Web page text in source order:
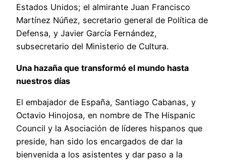
Estados Unidos; el almirante Juan Francisco
Martínez Núñez, secretario general de Política de
Defensa, y Javier García Fernández,
subsecretario del Ministerio de Cultura.
Una hazaña que transformó el mundo hasta
nuestros días
El embajador de España, Santiago Cabanas, y
Octavio Hinojosa, en nombre de The Hispanic
Council y la Asociación de líderes hispanos que
preside, han sido los encargados de dar la
bienvenida a los asistentes y dar paso a la